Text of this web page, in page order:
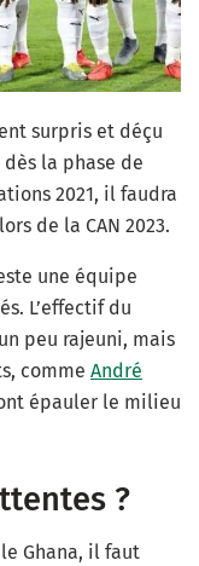
surpris et déçu
la phase de
2021, il faudra
de la CAN 2023.
une équipe
L’effectif du
peu rajeuni, mais
comme André
épauler le milieu
?
Ghana, il faut